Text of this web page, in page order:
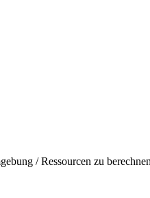
/ Ressourcen zu